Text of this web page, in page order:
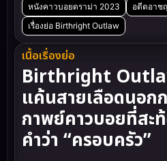
หนังคาวบอยดราม่า 2023
อดีตอาช
เรื่องย่อ Birthright Outlaw
เนื้อเรื่องย่อ
Birthright
แค้นสายเลือดนอก
กาพย์คาวบอยที่ส
คำว่า “ครอบครัว”